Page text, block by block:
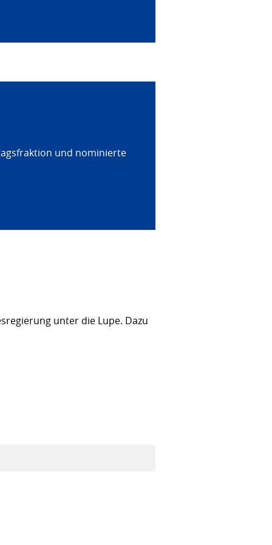
und nominierte
unter die Lupe. Dazu